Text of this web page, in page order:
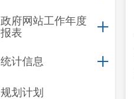
政府网站工作年度
报表
统计信息
规划计划